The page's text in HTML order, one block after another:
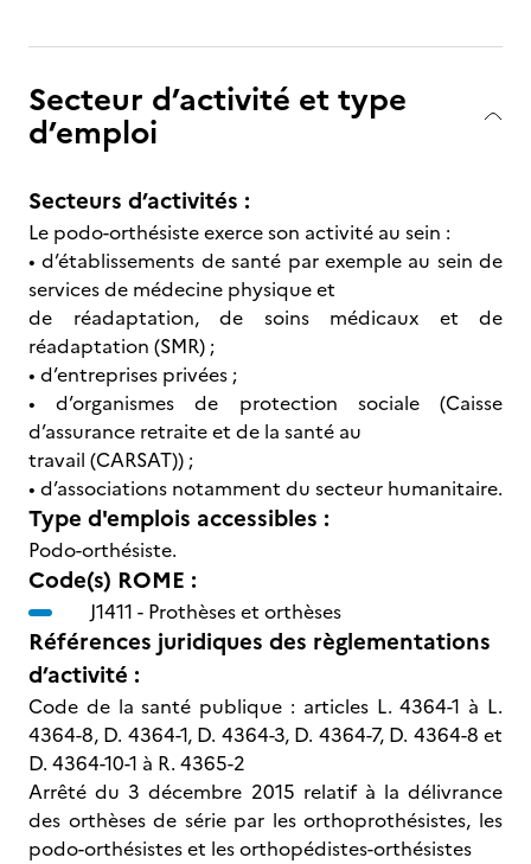
Secteur d’activité et type
d’emploi
Secteurs d’activités :
Le podo-orthésiste exerce son activité au sein :
• d’établissements de santé par exemple au sein de
services de médecine physique et
de réadaptation, de soins médicaux et de
réadaptation (SMR) ;
• d’entreprises privées ;
• d’organismes de protection sociale (Caisse
d’assurance retraite et de la santé au
travail (CARSAT)) ;
• d’associations notamment du secteur humanitaire.
Type d'emplois accessibles :
Podo-orthésiste.
Code(s) ROME :
J1411 - Prothèses et orthèses
Références juridiques des règlementations
d’activité :
Code de la santé publique : articles L. 4364-1 à L.
4364-8, D. 4364-1, D. 4364-3, D. 4364-7, D. 4364-8 et
D. 4364-10-1 à R. 4365-2
Arrêté du 3 décembre 2015 relatif à la délivrance
des orthèses de série par les orthoprothésistes, les
podo-orthésistes et les orthopédistes-orthésistes